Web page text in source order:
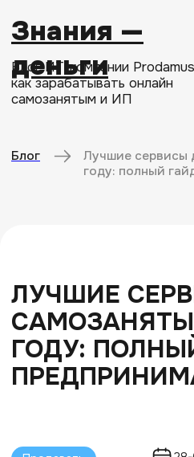
Блог ИТ-компании Prodamus о том,
как зарабатывать онлайн
самозанятым и ИП
Знания —
деньги
Продавать 28-08-2025
15 минут